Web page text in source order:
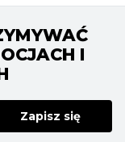
I
Zapisz się